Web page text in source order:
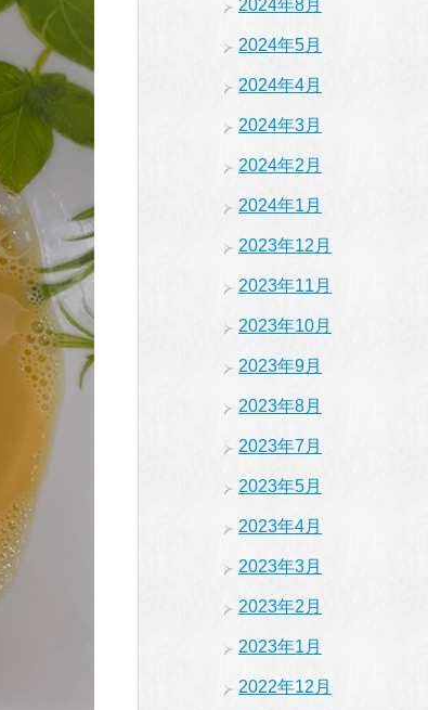
2024年8月
2024年5月
2024年4月
2024年3月
2024年2月
2024年1月
2023年12月
2023年11月
2023年10月
2023年9月
2023年8月
2023年7月
2023年5月
2023年4月
2023年3月
2023年2月
2023年1月
2022年12月